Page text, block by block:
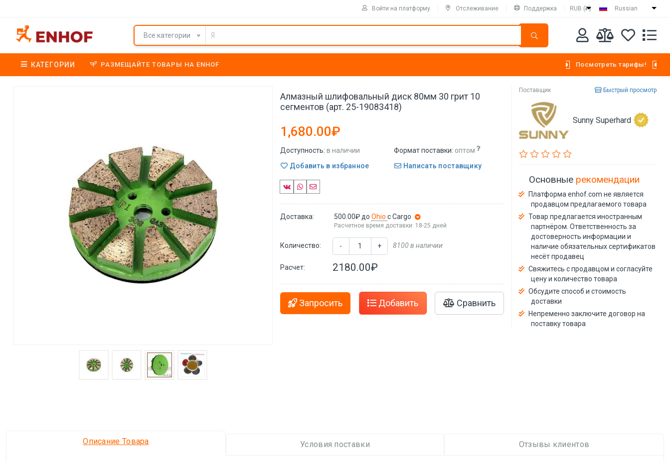
Войти на платформу Отслеживание Поддержка RUB (₽) Russian
Все категории
КАТЕГОРИИ РАЗМЕЩАЙТЕ ТОВАРЫ НА ENHOF Посмотреть тарифы!
Алмазный шлифовальный диск 80мм 30 грит 10
сегментов (арт. 25-19083418)
1,680.00₽
Доступность: в наличии Формат поставки: оптом
Добавить в избранное
Написать поставщику
Доставка: 500.00₽ доOhioс Cargo
Расчетное время доставки: 18-25 дней
Количество: - + 8100 в наличии
Расчет: 2180.00₽
Запросить Добавить Сравнить
Поставщик Быстрый просмотр
Sunny Superhard
Основные рекомендации
Платформа enhof.com не является
продавцом предлагаемого товара
Товар предлагается иностранным
партнёром. Ответственность за
достоверность информации и
наличие обязательных сертификатов
несёт продавец
Свяжитесь с продавцом и согласуйте
цену и количество товара
Обсудите способ и стоимость
доставки
Непременно заключите договор на
поставку товара
Описание Товара Условия поставки Отзывы клиентов